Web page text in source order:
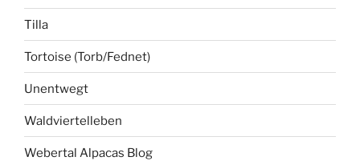
Tilla
Tortoise (Torb/Fednet)
Unentwegt
Waldviertelleben
Webertal Alpacas Blog